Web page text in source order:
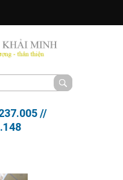
//